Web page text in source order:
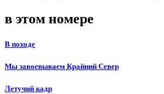
в этом номере
В походе
Мы завоевываем Крайний Север
Летучий кадр